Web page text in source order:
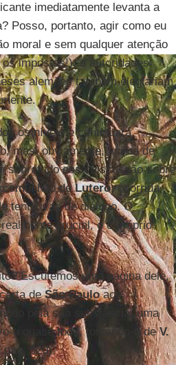
imediatamente levanta a
Posso, portanto, agir como eu
moral e sem qualquer atenção
impostos!), a autoridades
alemães também elogiariam
os níveis e continuará
mas, obviamente, acima de
sobretudo essa discussão sobre
deLutero, ocorrida
tentativas de diálogo. O
crucial, e o próprio
Escutemos uma página dele,
deSão Pauloaos
pela sua substância, uma
a quase toda, tomando-a deV.
520).